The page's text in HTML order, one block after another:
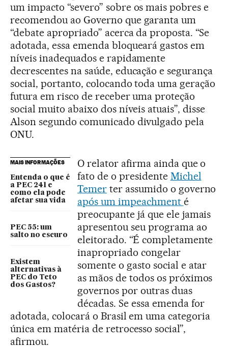
um impacto “severo” sobre os mais pobres e
recomendou ao Governo que garanta um
“debate apropriado” acerca da proposta. “Se
adotada, essa emenda bloqueará gastos em
níveis inadequados e rapidamente
decrescentes na saúde, educação e segurança
social, portanto, colocando toda uma geração
futura em risco de receber uma proteção
social muito abaixo dos níveis atuais”, disse
Alson segundo comunicado divulgado pela
ONU.
MAIS INFORMAÇÕES
Entenda o que é
a PEC 241 e
como ela pode
afetar sua vida
PEC 55: um
salto no escuro
Existem
alternativas à
PEC do Teto
dos Gastos?
O relator afirma ainda que o
fato de o presidente Michel
Temerter assumido o governo
após um impeachment é
preocupante já que ele jamais
apresentou seu programa ao
eleitorado. “É completamente
inapropriado congelar
somente o gasto social e atar
as mãos de todos os próximos
governos por outras duas
décadas. Se essa emenda for
adotada, colocará o Brasil em uma categoria
única em matéria de retrocesso social”,
afirmou.